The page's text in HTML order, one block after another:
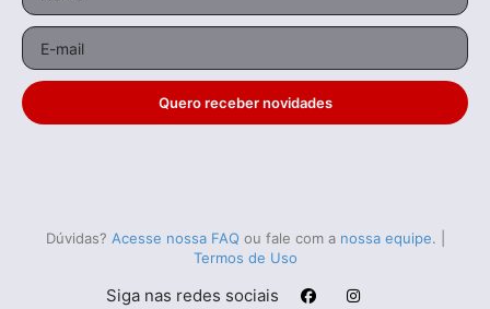
Quero receber novidades
Dúvidas? Acesse nossa FAQ ou fale com a nossa equipe.
Termos de Uso
Siga nas redes sociais